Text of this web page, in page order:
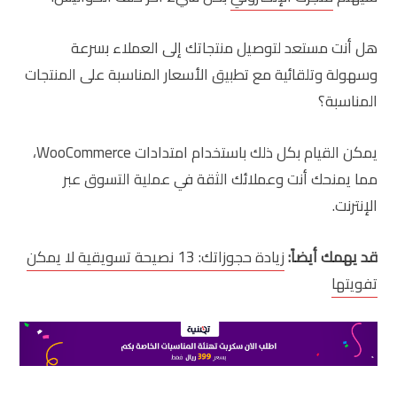
هل أنت مستعد لتوصيل منتجاتك إلى العملاء بسرعة
وسهولة وتلقائية مع تطبيق الأسعار المناسبة على المنتجات
المناسبة؟
يمكن القيام بكل ذلك باستخدام امتدادات WooCommerce،
مما يمنحك أنت وعملائك الثقة في عملية التسوق عبر
الإنترنت.
قد يهمك أيضاً:
زيادة حجوزاتك: 13 نصيحة تسويقية لا يمكن
تفويتها